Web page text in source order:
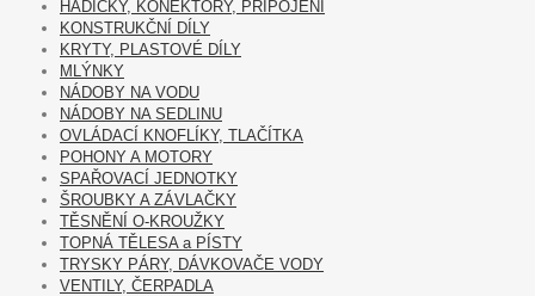
HADIČKY, KONEKTORY, PŘIPOJENÍ
KONSTRUKČNÍ DÍLY
KRYTY, PLASTOVÉ DÍLY
MLÝNKY
NÁDOBY NA VODU
NÁDOBY NA SEDLINU
OVLÁDACÍ KNOFLÍKY, TLAČÍTKA
POHONY A MOTORY
SPAŘOVACÍ JEDNOTKY
ŠROUBKY A ZÁVLAČKY
TĚSNĚNÍ O-KROUŽKY
TOPNÁ TĚLESA a PÍSTY
TRYSKY PÁRY, DÁVKOVAČE VODY
VENTILY, ČERPADLA